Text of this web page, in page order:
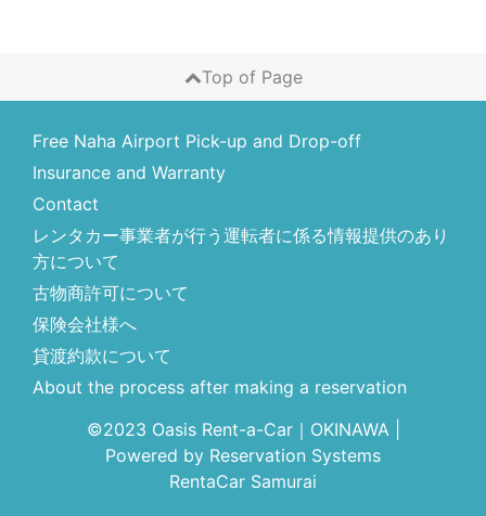
Top of Page
Free Naha Airport Pick-up and Drop-off
Insurance and Warranty
Contact
レンタカー事業者が行う運転者に係る情報提供のあり
方について
古物商許可について
保険会社様へ
貸渡約款について
About the process after making a reservation
©2023 Oasis Rent-a-Car｜OKINAWA|
Powered by Reservation Systems
RentaCar Samurai